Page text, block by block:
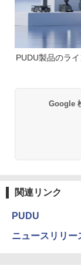
PUDU製品のラ
Google
関連リンク
PUDU
ニュースリリー